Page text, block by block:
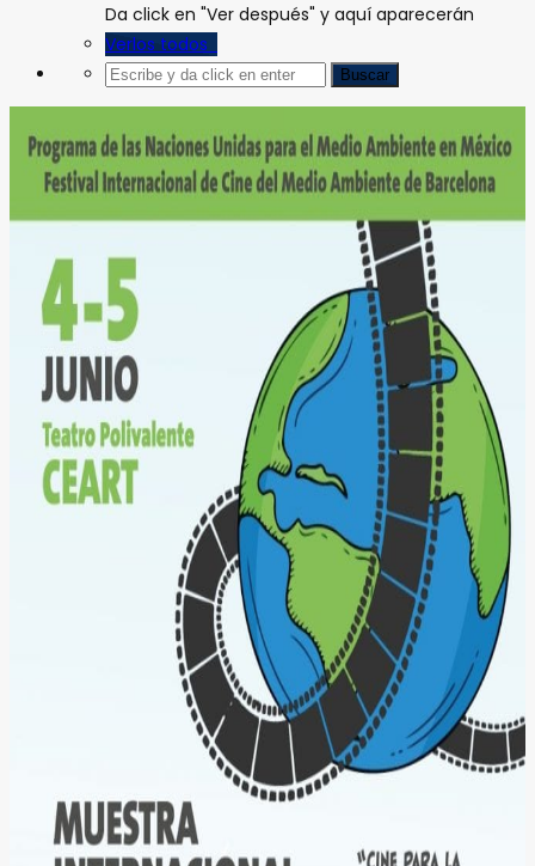
Da click en "Ver después" y aquí aparecerán
Verlos todos